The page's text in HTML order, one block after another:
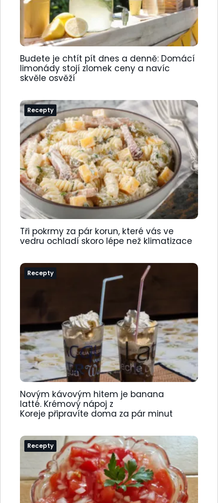
Budete je chtít pít dnes a denně: Domácí
limonády stojí zlomek ceny a navíc
skvěle osvěží
Recepty
Tři pokrmy za pár korun, které vás ve
vedru ochladí skoro lépe než klimatizace
Recepty
Novým kávovým hitem je banana
latté. Krémový nápoj z
Koreje připravíte doma za pár minut
Recepty